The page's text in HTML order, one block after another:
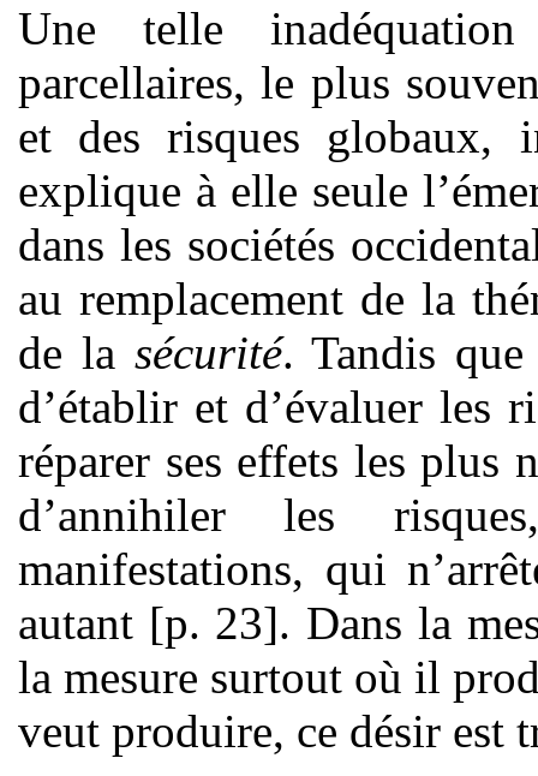
Une telle
parcellaires, le plus
et des risques globaux,
explique à elle seule
dans les sociétés
au remplacement de la
de la sécurité. Tandis
d’établir et d’évaluer les
réparer ses effets les plus
d’annihiler les
manifestations, qui
autant [p. 23]. Dans la
la mesure surtout où il
veut produire, ce désir est